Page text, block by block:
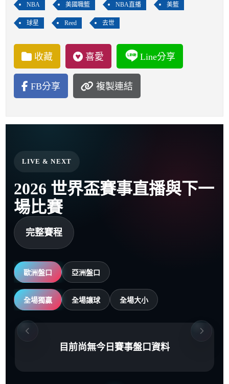
NBA 美國職籃 NBA直播 美籃
球星 Reed 去世
收藏 喜愛 Line分享
FB分享 複製連結
LIVE & NEXT
2026 世界盃賽事直播與下一
場比賽
完整賽程
歐洲盤口 亞洲盤口
全場獨贏 全場讓球 全場大小
目前尚無今日賽事盤口資料